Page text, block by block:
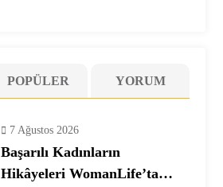
POPÜLER YORUM
7 Ağustos 2026
Başarılı Kadınların
Hikâyeleri WomanLife’ta